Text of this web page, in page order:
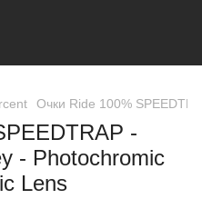
Очки Ride 100%
-
- Photochromic
Lens